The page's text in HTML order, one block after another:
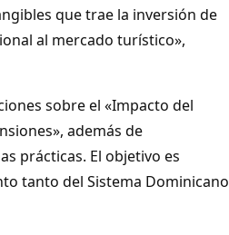
que trae la inversión de
al mercado turístico»,
sobre el «Impacto del
además de
prácticas. El objetivo es
tanto del Sistema Dominicano